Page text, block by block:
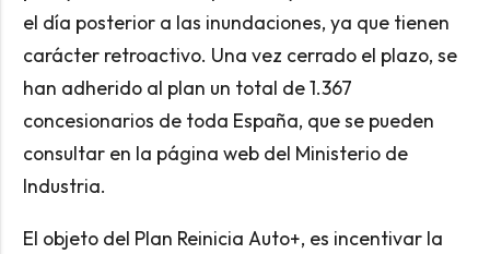
el día posterior a las inundaciones, ya que tienen
carácter retroactivo. Una vez cerrado el plazo, se
han adherido al plan un total de 1.367
concesionarios de toda España, que se pueden
consultar en la página web del Ministerio de
Industria.
El objeto del Plan Reinicia Auto+, es incentivar la